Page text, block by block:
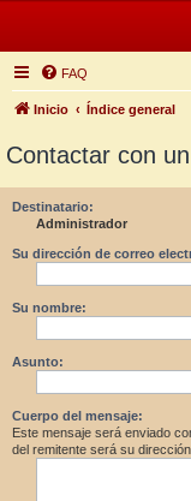
FAQ
Inicio Índice general
Contactar con
Destinatario:
Administrador
Su dirección de correo
Su nombre:
Asunto:
Cuerpo del mensaje:
Este mensaje será enviado
del remitente será su dirección